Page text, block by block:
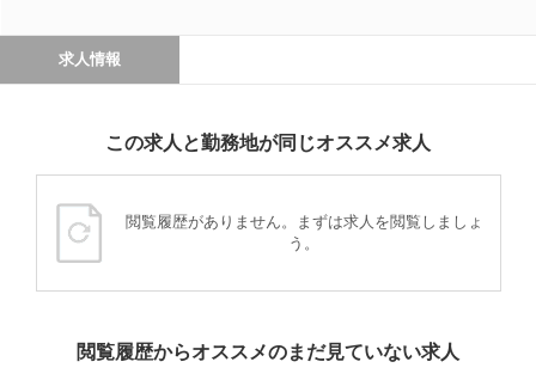
求人情報
この求人と勤務地が同じオススメ求人
閲覧履歴がありません。まずは求人を閲覧しましょ
う。
閲覧履歴からオススメのまだ見ていない求人